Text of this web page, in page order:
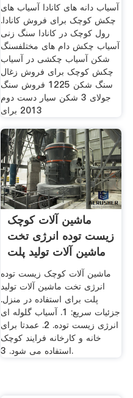
آسیاب دانه های کانادا آسیاب های
چکش کوچک برای فروش کانادا.
رول کوچک در کانادا سنگ زنی
آسیاب چکش دام های مختلفسنگ
شکن آسیاب چکشی در آسیاب
چکش کوچک برای فروش زغال
سنگ شکن 1225 ‫فروش سنگ
شکن سيار دست دوم‬‎ 3 جولای
2013 برای
ماشین آلات کوچک
زیست توده انرژی تخت
ماشین آلات تولید پلت
ماشین آلات کوچک زیست توده
انرژی تخت ماشین آلات تولید
پلت برای استفاده در منزل.
جزئیات سریع: 1. آسیاب گلوله ای
انرژی زیست توده. 2. عمدتا برای
خانه و کارخانه فرایند کوچک
استفاده می شود. 3.